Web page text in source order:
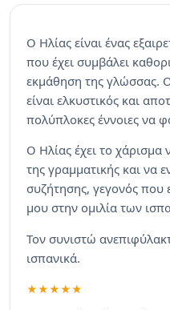
Ο Ηλίας είναι ένας
που έχει συμβάλει
εκμάθηση της γλώσσας.
είναι ελκυστικός και
πολύπλοκες έννοιες να
Ο Ηλίας έχει το χάρισμα
της γραμματικής και να
συζήτησης, γεγονός που
μου στην ομιλία των
Τον συνιστώ
ισπανικά.